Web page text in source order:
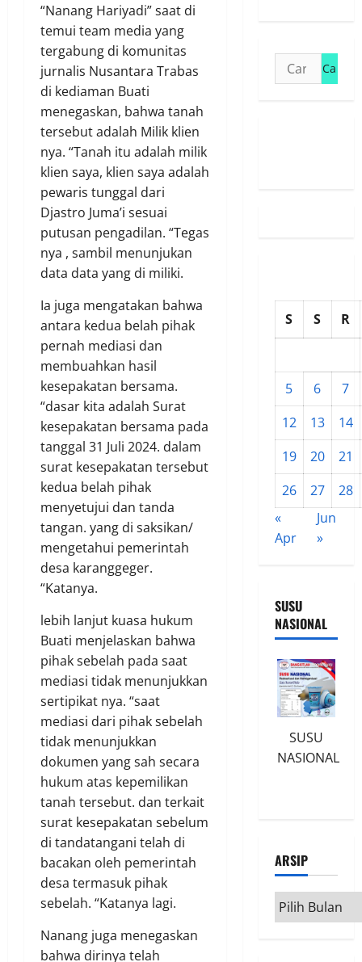
“Nanang Hariyadi” saat di
temui team media yang
tergabung di komunitas
jurnalis Nusantara Trabas
di kediaman Buati
menegaskan, bahwa tanah
tersebut adalah Milik klien
nya. “Tanah itu adalah milik
klien saya, klien saya adalah
pewaris tunggal dari
Djastro Juma’i sesuai
putusan pengadilan. “Tegas
nya , sambil menunjukan
data data yang di miliki.
Ia juga mengatakan bahwa
antara kedua belah pihak
pernah mediasi dan
membuahkan hasil
kesepakatan bersama.
“dasar kita adalah Surat
kesepakatan bersama pada
tanggal 31 Juli 2024. dalam
surat kesepakatan tersebut
kedua belah pihak
menyetujui dan tanda
tangan. yang di saksikan/
mengetahui pemerintah
desa karanggeger.
“Katanya.
lebih lanjut kuasa hukum
Buati menjelaskan bahwa
pihak sebelah pada saat
mediasi tidak menunjukkan
sertipikat nya. “saat
mediasi dari pihak sebelah
tidak menunjukkan
dokumen yang sah secara
hukum atas kepemilikan
tanah tersebut. dan terkait
surat kesepakatan sebelum
di tandatangani telah di
bacakan oleh pemerintah
desa termasuk pihak
sebelah. “Katanya lagi.
Nanang juga menegaskan
bahwa dirinya telah
Cari
untuk:
S S R
5 6
7
12
13
14
19
20
21
26
27
28
«
Apr
Jun
»
SUSU
NASIONAL
SUSU
NASIONAL
ARSIP
Arsip